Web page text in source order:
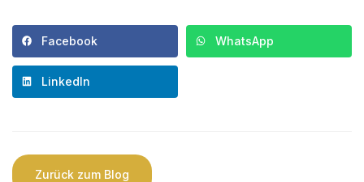
Facebook WhatsApp
LinkedIn
Zurück zum Blog